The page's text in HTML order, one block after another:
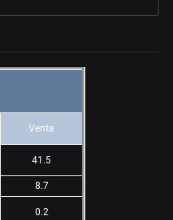
Venta
41.5
8.7
0.2